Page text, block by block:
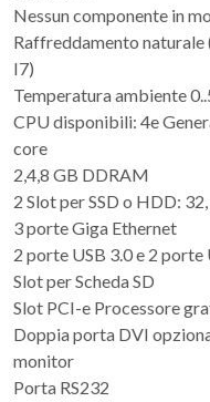
Nessun componente in
Raffreddamento
I7)
Temperatura ambiente
CPU disponibili: 4e
core
2,4,8 GB DDRAM
2 Slot per SSD o HDD:
3 porte Giga Ethernet
2 porte USB 3.0 e 2 porte
Slot per Scheda SD
Slot PCI-e Processore
Doppia porta DVI
monitor
Porta RS232